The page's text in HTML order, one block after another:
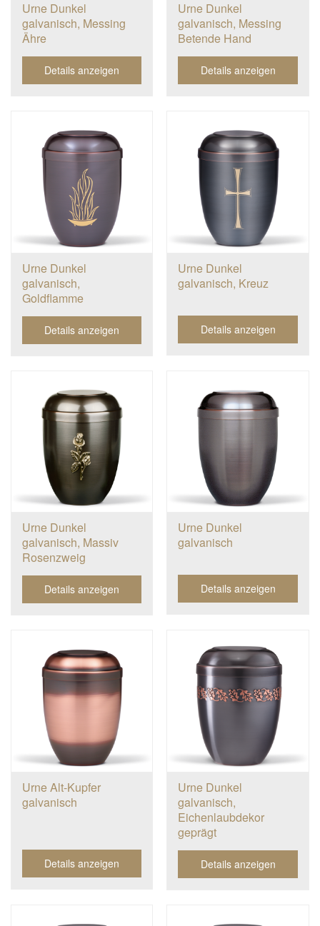
Urne Dunkel
galvanisch, Messing
Ähre
Details anzeigen
Urne Dunkel
galvanisch, Messing
Betende Hand
Details anzeigen
Urne Dunkel
galvanisch,
Goldflamme
Details anzeigen
Urne Dunkel
galvanisch, Kreuz
Details anzeigen
Urne Dunkel
galvanisch, Massiv
Rosenzweig
Details anzeigen
Urne Dunkel
galvanisch
Details anzeigen
Urne Alt-Kupfer
galvanisch
Details anzeigen
Urne Dunkel
galvanisch,
Eichenlaubdekor
geprägt
Details anzeigen